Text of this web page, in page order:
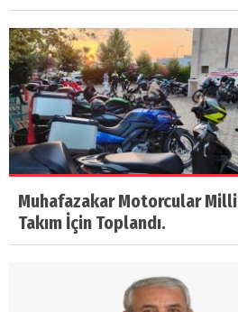
Muhafazakar Motorcular Milli
Takım İçin Toplandı.